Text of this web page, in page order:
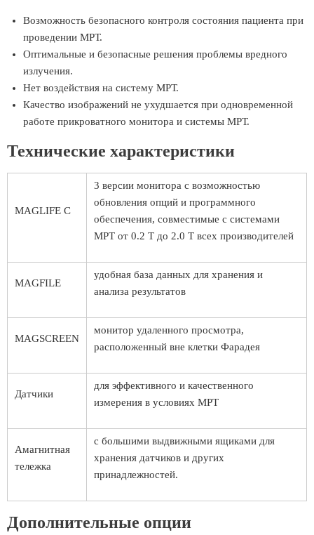
Возможность безопасного контроля состояния пациента при
проведении МРТ.
Оптимальные и безопасные решения проблемы вредного
излучения.
Нет воздействия на систему МРТ.
Качество изображений не ухудшается при одновременной
работе прикроватного монитора и системы МРТ.
Технические характеристики
MAGLIFE C
3 версии монитора с возможностью
обновления опций и программного
обеспечения, совместимые с системами
МРТ от 0.2 T до 2.0 T всех производителей
MAGFILE
удобная база данных для хранения и
анализа результатов
MAGSCREEN
монитор удаленного просмотра,
расположенный вне клетки Фарадея
Датчики
для эффективного и качественного
измерения в условиях МРТ
Амагнитная
тележка
с большими выдвижными ящиками для
хранения датчиков и других
принадлежностей.
Дополнительные опции